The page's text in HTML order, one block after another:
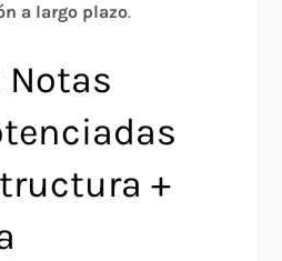
a largo plazo.​
Notas
+